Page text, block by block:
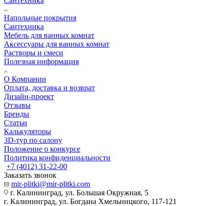
Напольные покрытия
Сантехника
Мебель для ванных комнат
Аксессуары для ванных комнат
Растворы и смеси
Полезная информация
О Компании
Оплата, доставка и возврат
Дизайн-проект
Отзывы
Бренды
Статьи
Калькуляторы
3D-тур по салону
Положение о конкурсе
Политика конфиденциальности
+7 (4012) 31-22-00
Заказать звонок
mir-plitki@mir-plitki.com
г. Калининград, ул. Большая Окружная, 5
г. Калининград, ул. Богдана Хмельницкого, 117-121